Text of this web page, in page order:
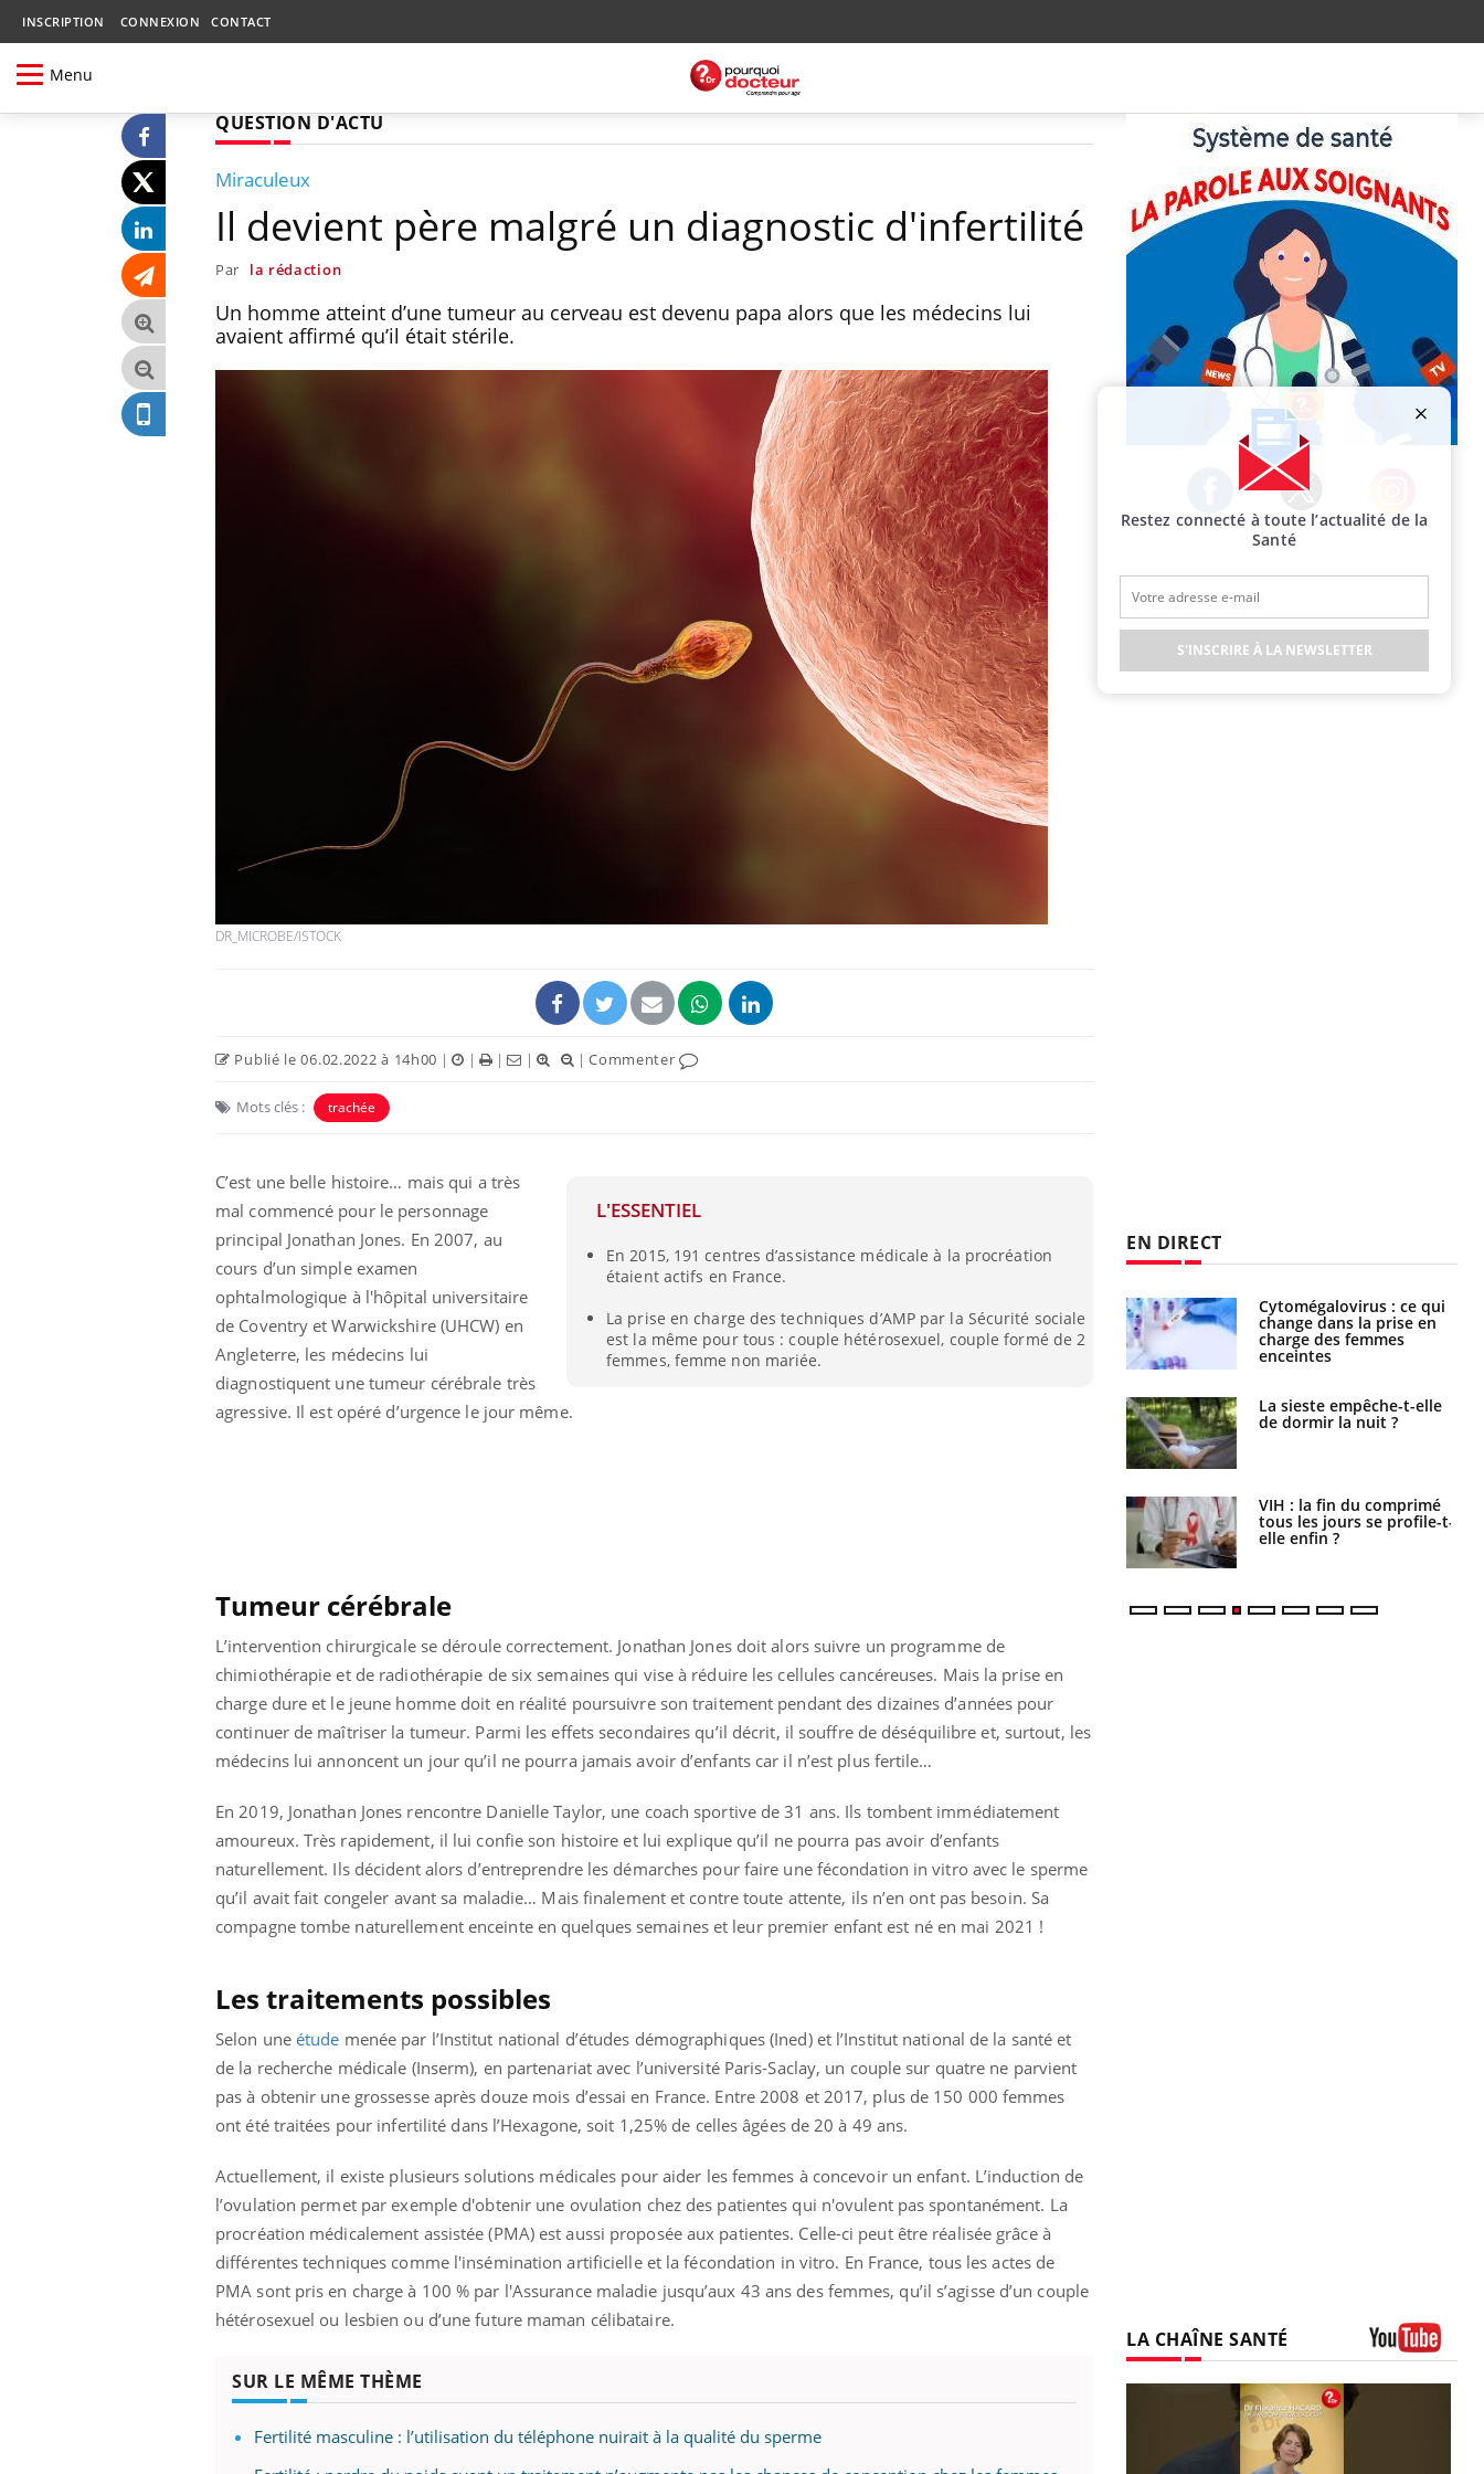
INSCRIPTION CONNEXION CONTACT
Menu
QUESTION D'ACTU
Miraculeux
Il devient père malgré un diagnostic d'infertilité
Par la rédaction
Un homme atteint d’une tumeur au cerveau est devenu papa alors que les médecins lui
avaient affirmé qu’il était stérile.
DR_MICROBE/ISTOCK
Publié le 06.02.2022 à 14h00 | | | | |Commenter
Mots clés : trachée
L'ESSENTIEL
En 2015, 191 centres d’assistance médicale à la procréation
étaient actifs en France.
La prise en charge des techniques d’AMP par la Sécurité sociale
est la même pour tous : couple hétérosexuel, couple formé de 2
femmes, femme non mariée.
C’est une belle histoire… mais qui a très
mal commencé pour le personnage
principal Jonathan Jones. En 2007, au
cours d’un simple examen
ophtalmologique à l'hôpital universitaire
de Coventry et Warwickshire (UHCW) en
Angleterre, les médecins lui
diagnostiquent une tumeur cérébrale très
agressive. Il est opéré d’urgence le jour même.
Tumeur cérébrale
L’intervention chirurgicale se déroule correctement. Jonathan Jones doit alors suivre un programme de
chimiothérapie et de radiothérapie de six semaines qui vise à réduire les cellules cancéreuses. Mais la prise en
charge dure et le jeune homme doit en réalité poursuivre son traitement pendant des dizaines d’années pour
continuer de maîtriser la tumeur. Parmi les effets secondaires qu’il décrit, il souffre de déséquilibre et, surtout, les
médecins lui annoncent un jour qu’il ne pourra jamais avoir d’enfants car il n’est plus fertile…
En 2019, Jonathan Jones rencontre Danielle Taylor, une coach sportive de 31 ans. Ils tombent immédiatement
amoureux. Très rapidement, il lui confie son histoire et lui explique qu’il ne pourra pas avoir d’enfants
naturellement. Ils décident alors d’entreprendre les démarches pour faire une fécondation in vitro avec le sperme
qu’il avait fait congeler avant sa maladie… Mais finalement et contre toute attente, ils n’en ont pas besoin. Sa
compagne tombe naturellement enceinte en quelques semaines et leur premier enfant est né en mai 2021 !
Les traitements possibles
Selon une étude menée par l’Institut national d’études démographiques (Ined) et l’Institut national de la santé et
de la recherche médicale (Inserm), en partenariat avec l’université Paris-Saclay, un couple sur quatre ne parvient
pas à obtenir une grossesse après douze mois d’essai en France. Entre 2008 et 2017, plus de 150 000 femmes
ont été traitées pour infertilité dans l’Hexagone, soit 1,25% de celles âgées de 20 à 49 ans.
Actuellement, il existe plusieurs solutions médicales pour aider les femmes à concevoir un enfant. L’induction de
l’ovulation permet par exemple d'obtenir une ovulation chez des patientes qui n'ovulent pas spontanément. La
procréation médicalement assistée (PMA) est aussi proposée aux patientes. Celle-ci peut être réalisée grâce à
différentes techniques comme l'insémination artificielle et la fécondation in vitro. En France, tous les actes de
PMA sont pris en charge à 100 % par l'Assurance maladie jusqu’aux 43 ans des femmes, qu’il s’agisse d’un couple
hétérosexuel ou lesbien ou d’une future maman célibataire.
SUR LE MÊME THÈME
Fertilité masculine : l’utilisation du téléphone nuirait à la qualité du sperme
Facebook Twitter Instagram
EN DIRECT
Comment éviter une otite
pendant les vacances ?
Hantavirus : un cas
détecté chez un touriste
naturel attire l'attention
des chercheurs
stratégie simple aurait
changé la donne au Pays
basque
Cytomégalovirus : ce qui
change dans la prise en
charge des femmes
enceintes
La sieste empêche-t-elle
de dormir la nuit ?
VIH : la fin du comprimé
tous les jours se profile-t-
elle enfin ?
LA CHAÎNE SANTÉ
Restez connecté à toute l’actualité de la
Santé
S'INSCRIRE À LA NEWSLETTER